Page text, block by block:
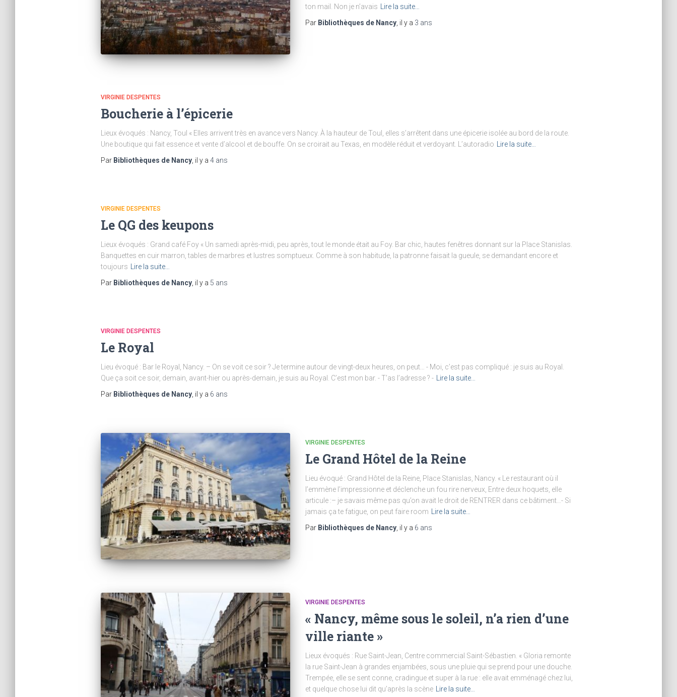
ton mail. Non je n’avais
Lire la suite…
Par Bibliothèques de Nancy, il y a 3 ans
VIRGINIE DESPENTES
Boucherie à l’épicerie
Lieux évoqués : Nancy, Toul « Elles arrivent très en avance vers Nancy. À la hauteur de Toul, elles s’arrêtent dans une épicerie isolée au bord de la route.
Une boutique qui fait essence et vente d’alcool et de bouffe. On se croirait au Texas, en modèle réduit et verdoyant. L’autoradio
Lire la suite…
Par Bibliothèques de Nancy, il y a 4 ans
VIRGINIE DESPENTES
Le QG des keupons
Lieux évoqués : Grand café Foy « Un samedi après-midi, peu après, tout le monde était au Foy. Bar chic, hautes fenêtres donnant sur la Place Stanislas.
Banquettes en cuir marron, tables de marbres et lustres somptueux. Comme à son habitude, la patronne faisait la gueule, se demandant encore et
toujours
Lire la suite…
Par Bibliothèques de Nancy, il y a 5 ans
VIRGINIE DESPENTES
Le Royal
Lieu évoqué : Bar le Royal, Nancy. – On se voit ce soir ? Je termine autour de vingt-deux heures, on peut… ­- Moi, c’est pas compliqué : je suis au Royal.
Que ça soit ce soir, demain, avant-hier ou après-demain, je suis au Royal. C’est mon bar. ­- T’as l’adresse ? ­-
Lire la suite…
Par Bibliothèques de Nancy, il y a 6 ans
VIRGINIE DESPENTES
Le Grand Hôtel de la Reine
Lieu évoqué : Grand Hôtel de la Reine, Place Stanislas, Nancy. « Le restaurant où il
l’emmène l’impressionne et déclenche un fou rire nerveux, Entre deux hoquets, elle
articule :– je savais même pas qu’on avait le droit de RENTRER dans ce bâtiment…- Si
jamais ça te fatigue, on peut faire room
Lire la suite…
Par Bibliothèques de Nancy, il y a 6 ans
VIRGINIE DESPENTES
« Nancy, même sous le soleil, n’a rien d’une
ville riante »
Lieux évoqués : Rue Saint-Jean, Centre commercial Saint-Sébastien. « Gloria remonte
la rue Saint-Jean à grandes enjambées, sous une pluie qui se prend pour une douche.
Trempée, elle se sent conne, cradingue et super à la rue : elle avait emménagé chez lui,
et quelque chose lui dit qu’après la scène
Lire la suite…